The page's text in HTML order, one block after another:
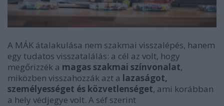
A MÁK átalakulása nem szakmai visszalépés, hanem
egy tudatos visszatalálás: a cél az volt, hogy
megőrizzék a magas szakmai színvonalat,
miközben visszahozzák azt a lazaságot,
személyességet és közvetlenséget, ami korábban
a hely védjegye volt. A séf szerint